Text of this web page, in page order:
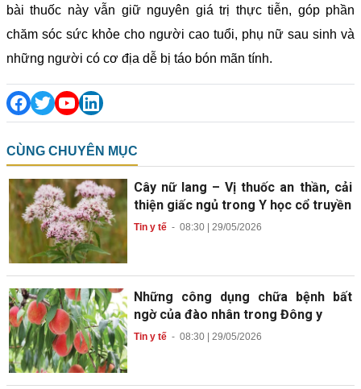
bài thuốc này vẫn giữ nguyên giá trị thực tiễn, góp phần
chăm sóc sức khỏe cho người cao tuổi, phụ nữ sau sinh và
những người có cơ địa dễ bị táo bón mãn tính.
CÙNG CHUYÊN MỤC
Cây nữ lang – Vị thuốc an thần, cải
thiện giấc ngủ trong Y học cổ truyền
Tin y tế- 08:30 | 29/05/2026
Những công dụng chữa bệnh bất
ngờ của đào nhân trong Đông y
Tin y tế- 08:30 | 29/05/2026